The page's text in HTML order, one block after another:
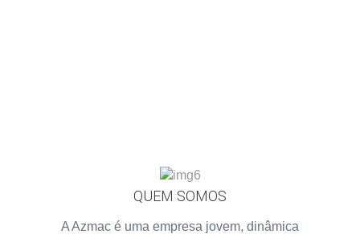
QUEM SOMOS
A Azmac é uma empresa jovem, dinâmica